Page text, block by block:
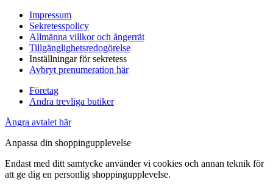
Impressum
Sekretesspolicy
Allmänna villkor och ångerrät
Tillgänglighetsredogörelse
Inställningar för sekretess
Avbryt prenumeration här
Företag
Andra trevliga butiker
Ångra avtalet här
Anpassa din shoppingupplevelse
Endast med ditt samtycke använder vi cookies och annan teknik för
att ge dig en personlig shoppingupplevelse.